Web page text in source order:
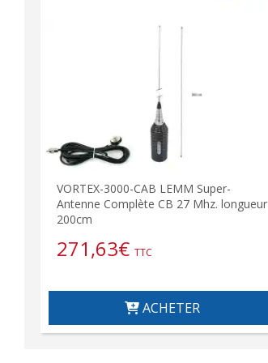
VORTEX-3000-CAB LEMM Super-
Antenne Complète CB 27 Mhz. longueur
200cm
271,63€ TTC
ACHETER